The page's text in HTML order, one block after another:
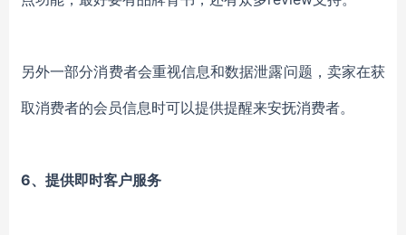
另外一部分消费者会重视信息和数据泄露问题，卖家在获
取消费者的会员信息时可以提供提醒来安抚消费者。
6、提供即时客户服务